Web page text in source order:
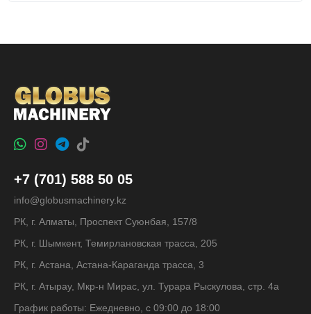
+7 (701) 588 50 05
info@globusmachinery.kz
РК, г. Алматы, Проспект Суюнбая, 157/8
РК, г. Шымкент, Темирлановская трасса, 205
РК, г. Астана, Астана-Караганда трасса, 3
РК, г. Атырау, Мкр-н Мирас, ул. Турара Рыскулова, стр. 4а
График работы: Ежедневно, с 09:00 до 18:00